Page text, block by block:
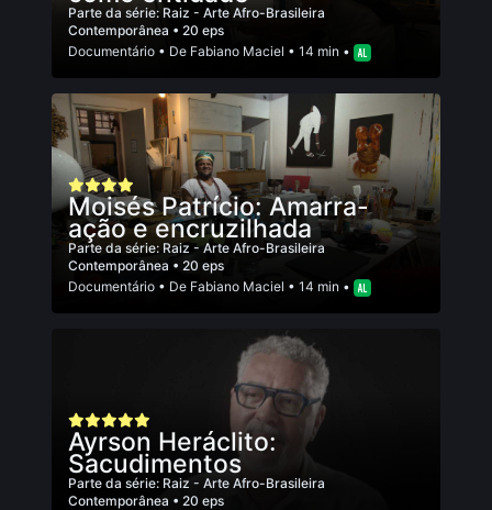
Parte da série: Raiz - Arte Afro-Brasileira
Contemporânea • 20 eps
Documentário • De Fabiano Maciel • 14 min •
Moisés Patrício: Amarra-
ação e encruzilhada
Parte da série: Raiz - Arte Afro-Brasileira
Contemporânea • 20 eps
Documentário • De Fabiano Maciel • 14 min •
Ayrson Heráclito:
Sacudimentos
Parte da série: Raiz - Arte Afro-Brasileira
Contemporânea • 20 eps